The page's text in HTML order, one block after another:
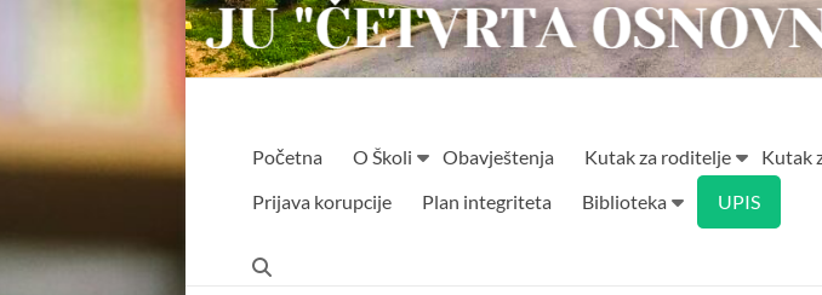
"ČETVRTA
OSNOVNA
ŠKOLA"
Početna O Školi Obavještenja Kutak za roditelje Kutak
Prijava korupcije
Plan integriteta Biblioteka UPIS